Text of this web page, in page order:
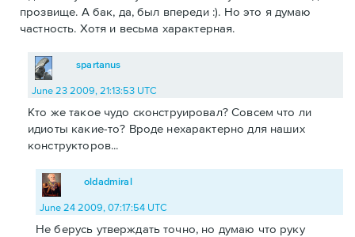
прозвище. А бак, да, был впереди :). Но это я думаю
частность. Хотя и весьма характерная.
spartanus
June 23 2009, 21:13:53 UTC
Кто же такое чудо сконструировал? Совсем что ли
идиоты какие-то? Вроде нехарактерно для наших
конструкторов...
oldadmiral
June 24 2009, 07:17:54 UTC
Не берусь утверждать точно, но думаю что руку